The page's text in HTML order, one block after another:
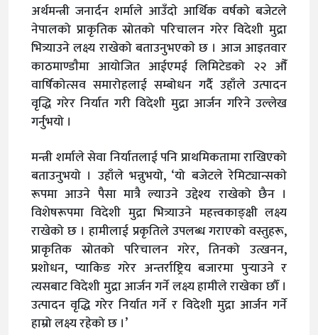
अर्थमन्त्री जनार्दन शर्माले आउँदाे आर्थिक वर्षको बजेटले
नेपालको प्राकृतिक स्रोतको परिचालन गरेर विदेशी मुद्रा
भित्र्याउने लक्ष्य राखेको बताउनुभएकाे छ । आज आइतवार
काठमाण्डाैमा आयोजित आ‍ईएमई लिमिटेडको २२ औँ
वार्षिकोत्सव समारोहलाई सम्बोधन गर्दै उहाँले उत्पादन
वृद्धि गरेर निर्यात गरी विदेशी मुद्रा आर्जन गरिने उल्लेख
गर्नुभयो ।
मन्त्री शर्माले सेवा निर्यातलाई पनि प्राथमिकतामा राखिएको
बताउनुभयो । उहाँले भन्नुभयो, ‘यो बजेटले रेमिट्यान्सकाे
रूपमा आउने पैसा मात्रै ल्याउने उद्देश्य राखेको छैन ।
विशेषरूपमा विदेशी मुद्रा भित्र्याउने महत्त्वकाङ्क्षी लक्ष्य
राखेको छ । हामीलाई प्रकृतिले उपलब्ध गराएको वस्तुहरू,
प्राकृतिक स्रोतको परिचालन गरेर, तिनको उत्खनन,
प्रशोधन, प्याकिङ गरेर अन्तर्राष्ट्रिय बजारमा पुर्‍याउने र
त्यसबाट विदेशी मुद्रा आर्जन गर्ने लक्ष्य हामीले राखेका छौँ ।
उत्पादन वृद्धि गरेर निर्यात गर्ने र विदेशी मुद्रा आर्जन गर्ने
हाम्रो लक्ष्य रहेको छ ।’